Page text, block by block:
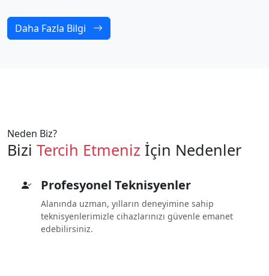
Daha Fazla Bilgi
Neden Biz?
Bizi Tercih Etmeniz İçin Nedenler
Profesyonel Teknisyenler
Alanında uzman, yılların deneyimine sahip
teknisyenlerimizle cihazlarınızı güvenle emanet
edebilirsiniz.